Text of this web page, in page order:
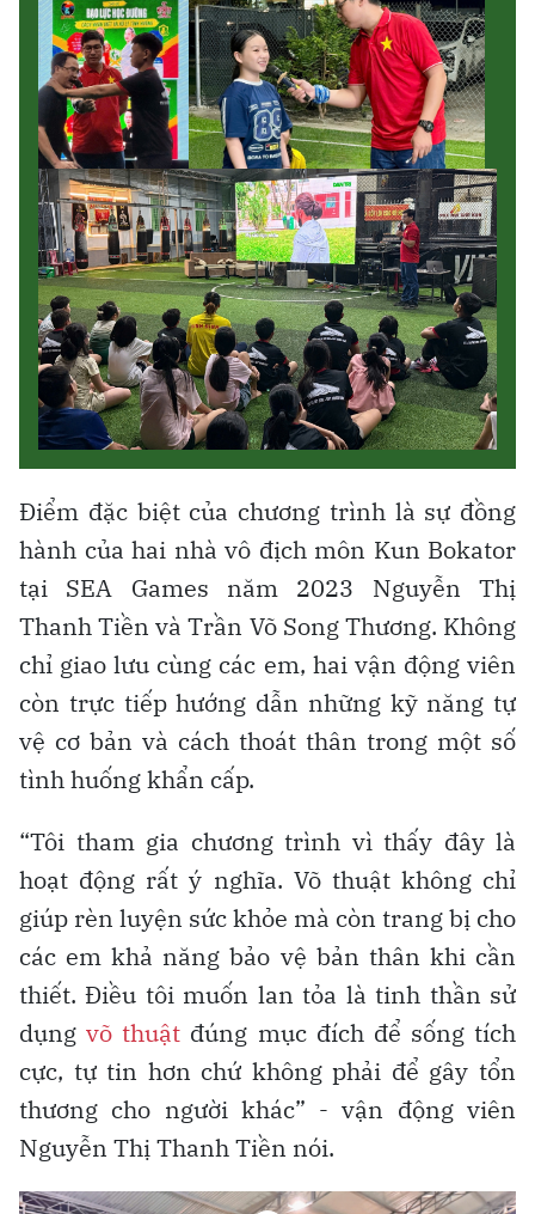
Điểm đặc biệt của chương trình là sự đồng
hành của hai nhà vô địch môn Kun Bokator
tại SEA Games năm 2023 Nguyễn Thị
Thanh Tiền và Trần Võ Song Thương. Không
chỉ giao lưu cùng các em, hai vận động viên
còn trực tiếp hướng dẫn những kỹ năng tự
vệ cơ bản và cách thoát thân trong một số
tình huống khẩn cấp.
“Tôi tham gia chương trình vì thấy đây là
hoạt động rất ý nghĩa. Võ thuật không chỉ
giúp rèn luyện sức khỏe mà còn trang bị cho
các em khả năng bảo vệ bản thân khi cần
thiết. Điều tôi muốn lan tỏa là tinh thần sử
dụngvõ thuật đúng mục đích để sống tích
cực, tự tin hơn chứ không phải để gây tổn
thương cho người khác” - vận động viên
Nguyễn Thị Thanh Tiền nói.